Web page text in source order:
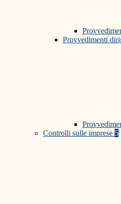
Provvedimenti
Controlli sulle imprese 5